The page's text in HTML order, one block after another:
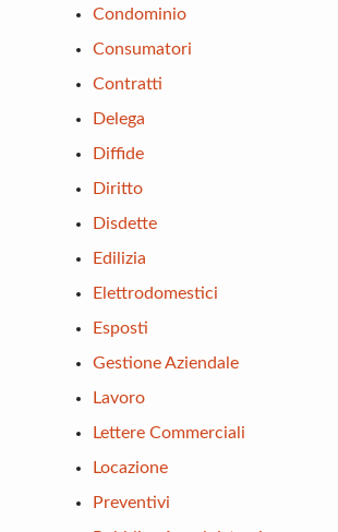
Condominio
Consumatori
Contratti
Delega
Diffide
Diritto
Disdette
Edilizia
Elettrodomestici
Esposti
Gestione Aziendale
Lavoro
Lettere Commerciali
Locazione
Preventivi